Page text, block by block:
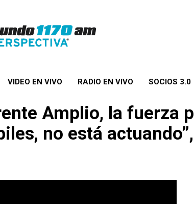
VIDEO EN VIVO RADIO EN VIVO SOCIOS 3.0
Amplio, la fuerza
no está